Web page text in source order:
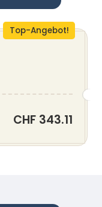
Top-Angebot!
CHF 343.11